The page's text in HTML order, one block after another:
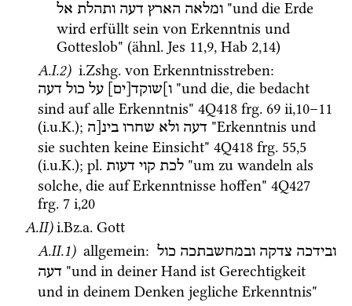
ומלאה הארץ דעה ותהלת אל
"und die Erde
wird erfüllt sein von Erkenntnis und
Gotteslob" (ähnl. Jes 11,9, Hab 2,14)
A.I.2) i.Zshg. von Erkenntnisstreben
ו]שוקד[ים] על כול דעה
"und die, die bedacht
sind auf alle Erkenntnis" 4Q418 frg. 69 ii,10–11
(i.u.K.); דעה ולא שחרו בינ[ה
"Erkenntnis und
sie suchten keine Einsicht" 4Q418 frg. 55,5
(i.u.K.); pl. לכת קוי דעות
"um zu wandeln als
solche, die auf Erkenntnisse hoffen" 4Q427
frg. 7 i,20
A.II)i.Bz.a. Gott
A.II.1) allgemein: ובידכה צדקה ובמחשבתכה כול
דעה "und in deiner Hand ist Gerechtigkeit